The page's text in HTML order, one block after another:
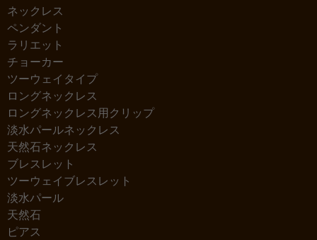
ネックレス
ペンダント
ラリエット
チョーカー
ツーウェイタイプ
ロングネックレス
ロングネックレス用クリップ
淡水パールネックレス
天然石ネックレス
ブレスレット
ツーウェイブレスレット
淡水パール
天然石
ピアス